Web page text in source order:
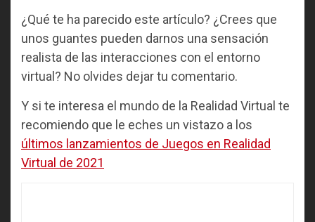
¿Qué te ha parecido este artículo? ¿Crees que
unos guantes pueden darnos una sensación
realista de las interacciones con el entorno
virtual? No olvides dejar tu comentario.
Y si te interesa el mundo de la Realidad Virtual te
recomiendo que le eches un vistazo a los
últimos lanzamientos de Juegos en Realidad
Virtual de 2021